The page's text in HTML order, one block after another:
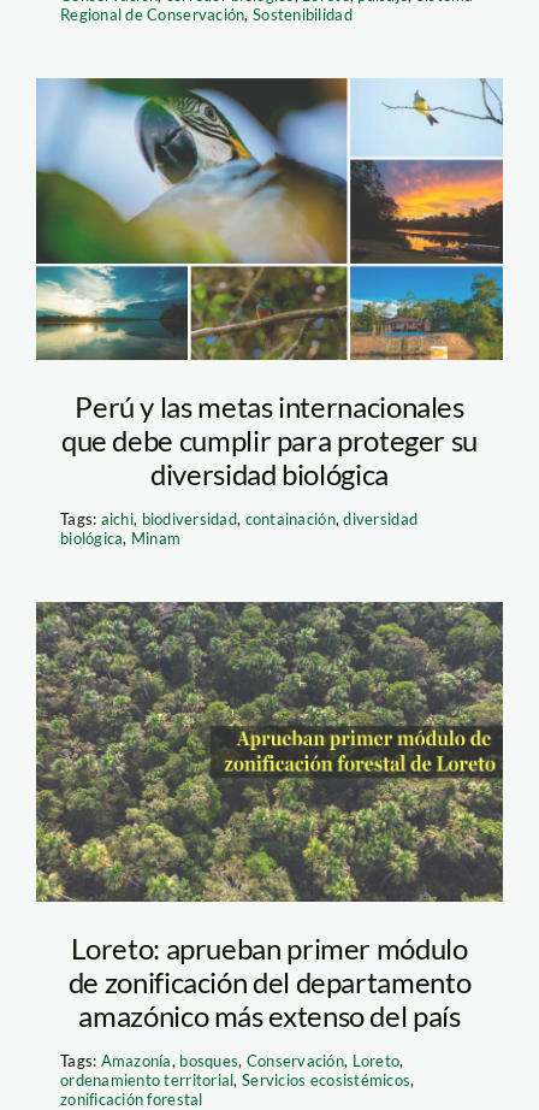
Regional de Conservación, Sostenibilidad
pacaya-samiria-kevin-
arce
Perú y las metas internacionales
que debe cumplir para proteger su
diversidad biológica
Tags: aichi, biodiversidad, containación,diversidad
biológica, Minam
zonificaciónloreto.-
SPDA2
Loreto: aprueban primer módulo
de zonificación del departamento
amazónico más extenso del país
Tags: Amazonía, bosques, Conservación, Loreto,
ordenamiento territorial, Servicios ecosistémicos,
zonificación forestal